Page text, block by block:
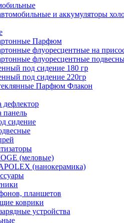
и аккумуляторы
Парфюм
флуоресцентные на
флуоресцентные
под сидение 180 гр
под сидение 220гр
Парфюм Флакон
дефлектор
панель
сидение
(меловые)
(нанокерамика)
планшетов
коврики
устройства